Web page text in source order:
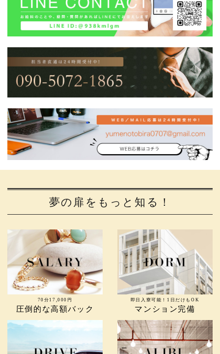
夢の扉をもっと知る！
70分17,000円
圧倒的な高額バック
即日入寮可能！1日だけもOK
マンション完備